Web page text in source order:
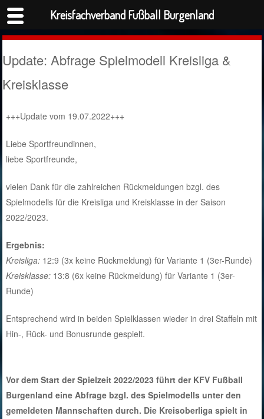
Update: Abfrage Spielmodell Kreisliga &
Kreisklasse
+++Update vom 19.07.2022+++
Liebe Sportfreundinnen,
liebe Sportfreunde,
vielen Dank für die zahlreichen Rückmeldungen bzgl. des
Spielmodells für die Kreisliga und Kreisklasse in der Saison
2022/2023.
Ergebnis:
Kreisliga: 12:9 (3x keine Rückmeldung) für Variante 1 (3er-Runde)
Kreisklasse: 13:8 (6x keine Rückmeldung) für Variante 1 (3er-
Runde)
Entsprechend wird in beiden Spielklassen wieder in drei Staffeln mit
Hin-, Rück- und Bonusrunde gespielt.
Vor dem Start der Spielzeit 2022/2023 führt der KFV Fußball
Burgenland eine Abfrage bzgl. des Spielmodells unter den
gemeldeten Mannschaften durch. Die Kreisoberliga spielt in
Kreisfachverband Fußball Burgenland